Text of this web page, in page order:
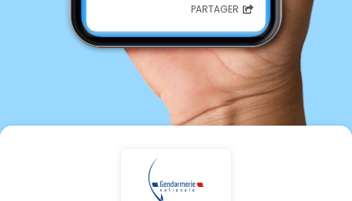
axes autoroutiers; évitez les
grandes agglomérations
(Montauban, Castelsarrasin).
Suivez l'évolution des
difficultés de circulation sur
PARTAGER